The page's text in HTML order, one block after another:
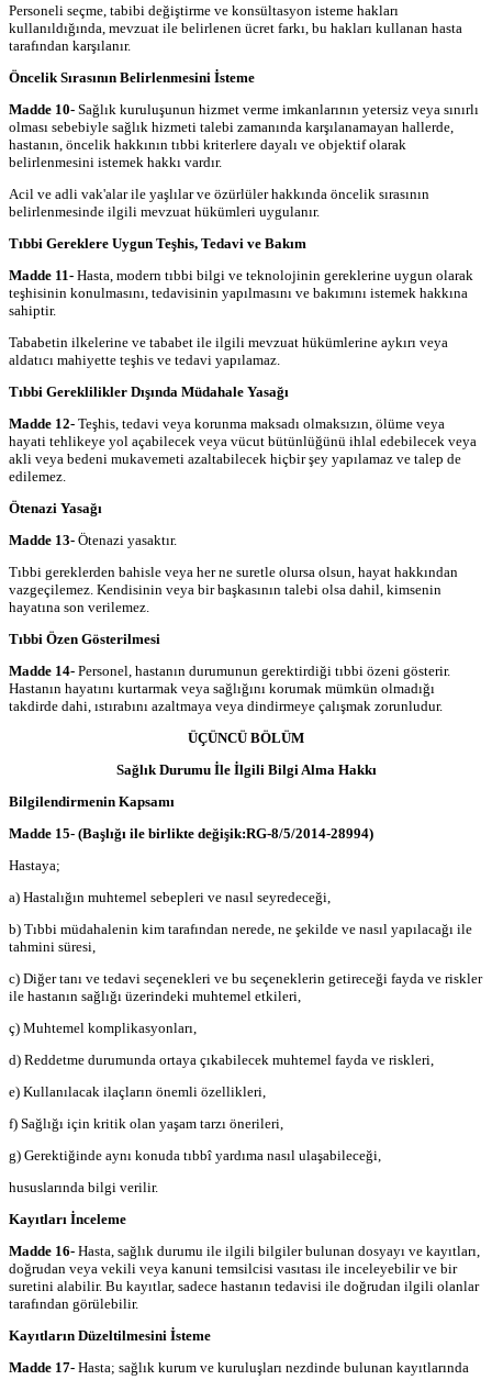
Personeli seçme, tabibi değiştirme ve konsültasyon isteme hakları
kullanıldığında, mevzuat ile belirlenen ücret farkı, bu hakları kullanan hasta
tarafından karşılanır.
Öncelik Sırasının Belirlenmesini İsteme
Madde 10- Sağlık kuruluşunun hizmet verme imkanlarının yetersiz veya sınırlı
olması sebebiyle sağlık hizmeti talebi zamanında karşılanamayan hallerde,
hastanın, öncelik hakkının tıbbi kriterlere dayalı ve objektif olarak
belirlenmesini istemek hakkı vardır.
Acil ve adli vak'alar ile yaşlılar ve özürlüler hakkında öncelik sırasının
belirlenmesinde ilgili mevzuat hükümleri uygulanır.
Tıbbi Gereklere Uygun Teşhis, Tedavi ve Bakım
Madde 11- Hasta, modern tıbbi bilgi ve teknolojinin gereklerine uygun olarak
teşhisinin konulmasını, tedavisinin yapılmasını ve bakımını istemek hakkına
sahiptir.
Tababetin ilkelerine ve tababet ile ilgili mevzuat hükümlerine aykırı veya
aldatıcı mahiyette teşhis ve tedavi yapılamaz.
Tıbbi Gereklilikler Dışında Müdahale Yasağı
Madde 12- Teşhis, tedavi veya korunma maksadı olmaksızın, ölüme veya
hayati tehlikeye yol açabilecek veya vücut bütünlüğünü ihlal edebilecek veya
akli veya bedeni mukavemeti azaltabilecek hiçbir şey yapılamaz ve talep de
edilemez.
Ötenazi Yasağı
Madde 13- Ötenazi yasaktır.
Tıbbi gereklerden bahisle veya her ne suretle olursa olsun, hayat hakkından
vazgeçilemez. Kendisinin veya bir başkasının talebi olsa dahil, kimsenin
hayatına son verilemez.
Tıbbi Özen Gösterilmesi
Madde 14- Personel, hastanın durumunun gerektirdiği tıbbi özeni gösterir.
Hastanın hayatını kurtarmak veya sağlığını korumak mümkün olmadığı
takdirde dahi, ıstırabını azaltmaya veya dindirmeye çalışmak zorunludur.
ÜÇÜNCÜ BÖLÜM
Sağlık Durumu İle İlgili Bilgi Alma Hakkı
Bilgilendirmenin Kapsamı
Madde 15- (Başlığı ile birlikte değişik:RG-8/5/2014-28994)
Hastaya;
a) Hastalığın muhtemel sebepleri ve nasıl seyredeceği,
b) Tıbbi müdahalenin kim tarafından nerede, ne şekilde ve nasıl yapılacağı ile
tahmini süresi,
c) Diğer tanı ve tedavi seçenekleri ve bu seçeneklerin getireceği fayda ve riskler
ile hastanın sağlığı üzerindeki muhtemel etkileri,
ç) Muhtemel komplikasyonları,
d) Reddetme durumunda ortaya çıkabilecek muhtemel fayda ve riskleri,
e) Kullanılacak ilaçların önemli özellikleri,
f) Sağlığı için kritik olan yaşam tarzı önerileri,
g) Gerektiğinde aynı konuda tıbbî yardıma nasıl ulaşabileceği,
hususlarında bilgi verilir.
Kayıtları İnceleme
Madde 16- Hasta, sağlık durumu ile ilgili bilgiler bulunan dosyayı ve kayıtları,
doğrudan veya vekili veya kanuni temsilcisi vasıtası ile inceleyebilir ve bir
suretini alabilir. Bu kayıtlar, sadece hastanın tedavisi ile doğrudan ilgili olanlar
tarafından görülebilir.
Kayıtların Düzeltilmesini İsteme
Madde 17- Hasta; sağlık kurum ve kuruluşları nezdinde bulunan kayıtlarında